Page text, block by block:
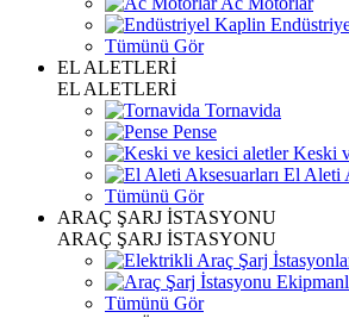
Tümünü Gör
EL ALETLERİ
EL ALETLERİ
Tornavida
Pense
Keski
El Aleti
Tümünü Gör
ARAÇ ŞARJ İSTASYONU
ARAÇ ŞARJ İSTASYONU
Tümünü Gör